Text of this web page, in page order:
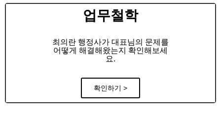
업무철학
최의란 행정사가 대표님의 문제를
어떻게 해결해왔는지 확인해보세
요.
확인하기 >